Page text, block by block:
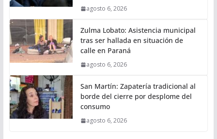
agosto 6, 2026
Zulma Lobato: Asistencia municipal
tras ser hallada en situación de
calle en Paraná
agosto 6, 2026
San Martín: Zapatería tradicional al
borde del cierre por desplome del
consumo
agosto 6, 2026